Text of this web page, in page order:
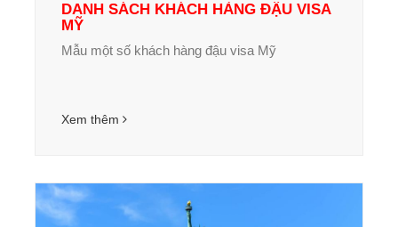
DANH SÁCH KHÁCH HÀNG ĐẬU VISA
MỸ
Mẫu một số khách hàng đậu visa Mỹ
Xem thêm